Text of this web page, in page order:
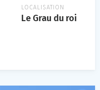
LOCALISATION
Le Grau du roi